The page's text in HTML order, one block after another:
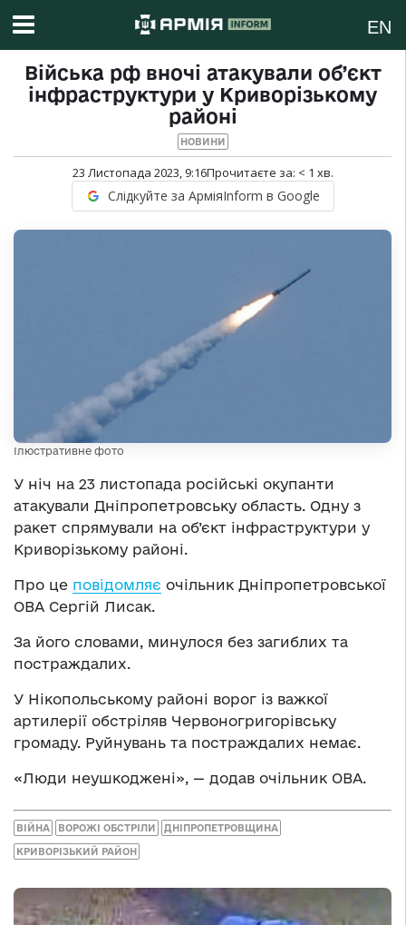
EN
Війська рф вночі атакували об’єкт
інфраструктури у Криворізькому
районі
НОВИНИ
23 Листопада 2023, 9:16Прочитаєте за: < 1 хв.
Слідкуйте за АрміяInform в Google
Ілюстративне фото
У ніч на 23 листопада російські окупанти
атакували Дніпропетровську область. Одну з
ракет спрямували на об’єкт інфраструктури у
Криворізькому районі.
Про це повідомляє очільник Дніпропетровської
ОВА Сергій Лисак.
За його словами, минулося без загиблих та
постраждалих.
У Нікопольському районі ворог із важкої
артилерії обстріляв Червоногригорівську
громаду. Руйнувань та постраждалих немає.
«Люди неушкоджені», — додав очільник ОВА.
ВІЙНА ВОРОЖІ ОБСТРІЛИ ДНІПРОПЕТРОВЩИНА
КРИВОРІЗЬКИЙ РАЙОН